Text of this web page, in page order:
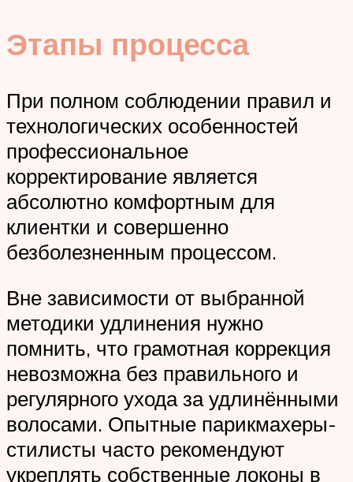
Этапы процесса
При полном соблюдении правил и
технологических особенностей
профессиональное
корректирование является
абсолютно комфортным для
клиентки и совершенно
безболезненным процессом.
Вне зависимости от выбранной
методики удлинения нужно
помнить, что грамотная коррекция
невозможна без правильного и
регулярного ухода за удлинёнными
волосами. Опытные парикмахеры-
стилисты часто рекомендуют
укреплять собственные локоны в